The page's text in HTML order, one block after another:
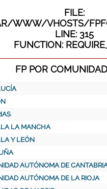
FILE:
WWW/VHOSTS/
LINE: 315
FUNCTION:
FP POR
LA MANCHA
Y LEÓN
AUTÓNOMA DE
AUTÓNOMA DE LA RIOJA